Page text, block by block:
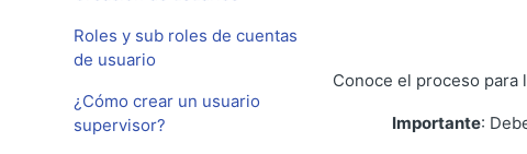
Roles y sub roles de cuentas
de usuario
¿Cómo crear un usuario
supervisor?
Conoce el proceso para
Importante: